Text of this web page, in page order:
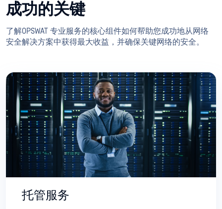
成功的关键
了解OPSWAT 专业服务的核心组件如何帮助您成功地从网络
安全解决方案中获得最大收益，并确保关键网络的安全。
托管服务